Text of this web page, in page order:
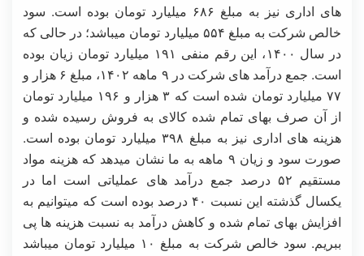
های اداری نیز به مبلغ ۶۸۶ میلیارد تومان بوده است. سود
خالص شرکت به مبلغ ۵۵۴ میلیارد تومان میباشد؛ در حالی که
در سال ۱۴۰۰، این رقم منفی ۱۹۱ میلیارد تومان زیان بوده
است. جمع درآمد های شرکت در ۹ ماهه ۱۴۰۲، مبلغ ۶ هزار و
۷۷ میلیارد تومان شده است که ۳ هزار و ۱۹۶ میلیارد تومان
از آن صرف بهای تمام شده کالای به فروش رسیده شده و
هزینه های اداری نیز به مبلغ ۳۹۸ میلیارد تومان بوده است.
صورت سود و زیان ۹ ماهه به ما نشان میدهد که هزینه مواد
مستقیم ۵۲ درصد جمع درآمد های عملیاتی است اما در
یکسال گذشته این نسبت ۴۰ درصد بوده است که میتوانیم به
افزایش بهای تمام شده و کاهش درآمد به نسبت هزینه ها پی
ببریم. سود خالص شرکت به مبلغ ۱۰ میلیارد تومان میباشد